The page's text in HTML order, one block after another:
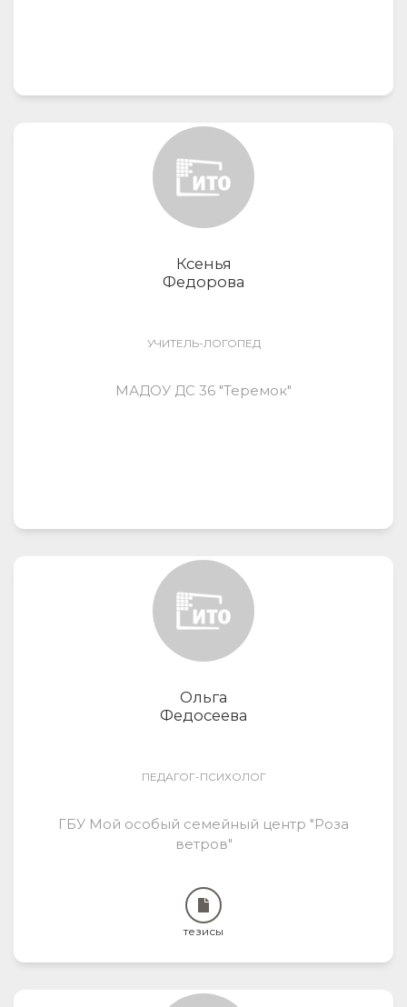
Ксенья
Федорова
УЧИТЕЛЬ-ЛОГОПЕД
МАДОУ ДС 36 "Теремок"
Ольга
Федосеева
ПЕДАГОГ-ПСИХОЛОГ
ГБУ Мой особый семейный центр "Роза
ветров"
тезисы